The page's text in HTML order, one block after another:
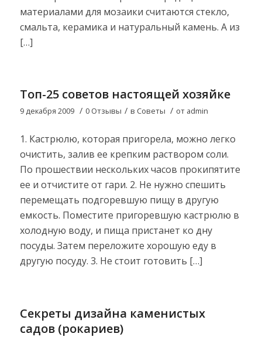
материалами для мозаики считаются стекло,
смальта, керамика и натуральный камень. А из
[…]
Топ-25 советов настоящей хозяйке
9 декабря 2009 / 0 Отзывы / в Советы / от admin
1. Кастрюлю, которая пригорела, можно легко
очистить, залив ее крепким раствором соли.
По прошествии нескольких часов прокипятите
ее и отчистите от гари. 2. Не нужно спешить
перемещать подгоревшую пищу в другую
емкость. Поместите пригоревшую кастрюлю в
холодную воду, и пища пристанет ко дну
посуды. Затем переложите хорошую еду в
другую посуду. 3. Не стоит готовить […]
Секреты дизайна каменистых
садов (рокариев)